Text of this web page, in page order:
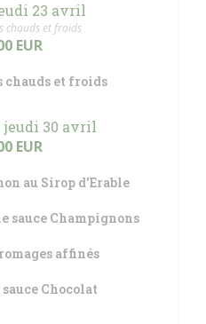
23 avril
chauds et froids
EUR
chauds et froids
jeudi 30 avril
EUR
au Sirop d'Erable
sauce Champignons
affinés
Chocolat